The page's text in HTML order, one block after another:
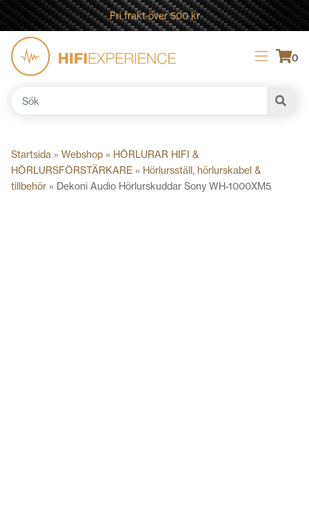
Fri frakt över 500 kr
0
Startsida » Webshop » HÖRLURAR HIFI &
HÖRLURSFÖRSTÄRKARE » Hörlursställ, hörlurskabel &
tillbehör » Dekoni Audio Hörlurskuddar Sony WH-1000XM5